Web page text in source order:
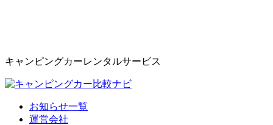
キャンピングカーレンタルサービス
お知らせ一覧
運営会社